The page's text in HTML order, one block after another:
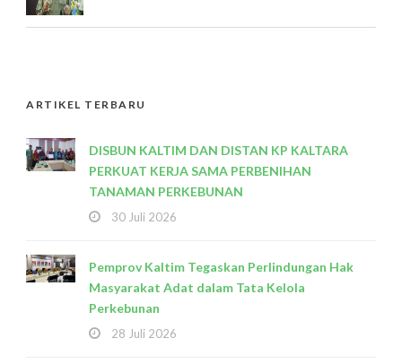
ARTIKEL TERBARU
DISBUN KALTIM DAN DISTAN KP KALTARA
PERKUAT KERJA SAMA PERBENIHAN
TANAMAN PERKEBUNAN
30 Juli 2026
Pemprov Kaltim Tegaskan Perlindungan Hak
Masyarakat Adat dalam Tata Kelola
Perkebunan
28 Juli 2026